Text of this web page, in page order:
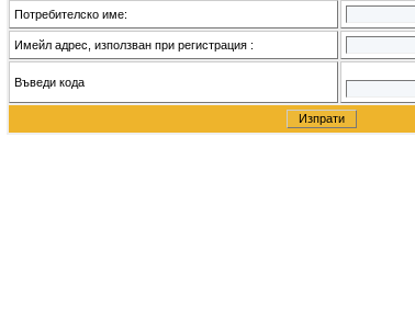
Потребителско име:
Имейл адрес, използван при регистрация :
Въведи кода